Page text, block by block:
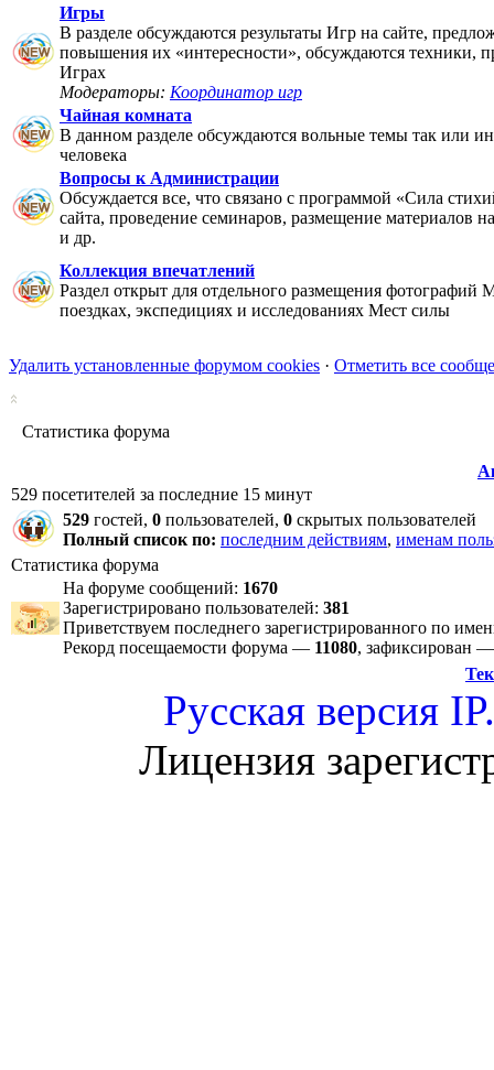
Игры
В разделе обсуждаются результаты Игр на сайте,
повышения их «интересности», обсуждаются техники,
Играх
Модераторы: Координатор игр
Чайная комната
В данном разделе обсуждаются вольные темы так или
человека
Вопросы к Администрации
Обсуждается все, что связано с программой «Сила
сайта, проведение семинаров, размещение материалов
и др.
Коллекция впечатлений
Раздел открыт для отдельного размещения фотографий
поездках, экспедициях и исследованиях Мест силы
Удалить установленные форумом cookies · Отметить все
Статистика форума
529 посетителей за последние 15 минут
529 гостей, 0 пользователей, 0 скрытых пользователей
Полный список по: последним действиям, именам
Статистика форума
На форуме сообщений: 1670
Зарегистрировано пользователей: 381
Приветствуем последнего зарегистрированного по
Рекорд посещаемости форума — 11080, зафиксирован
Русская версия
Лицензия